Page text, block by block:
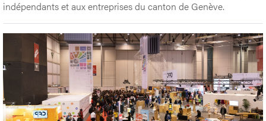
indépendants et aux entreprises du canton de Genève.